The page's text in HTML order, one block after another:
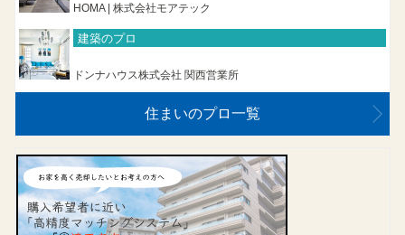
HOMA | 株式会社モアテック
建築のプロ
ドンナハウス株式会社 関西営業所
住まいのプロ一覧